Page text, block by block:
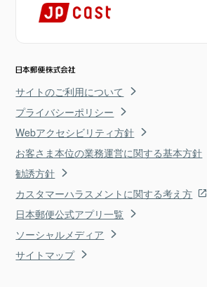
サイトのご利用について
プライバシーポリシー
Webアクセシビリティ方針
お客さま本位の業務運営に関する基本方針
勧誘方針
カスタマーハラスメントに関する考え方
日本郵便公式アプリ一覧
ソーシャルメディア
サイトマップ